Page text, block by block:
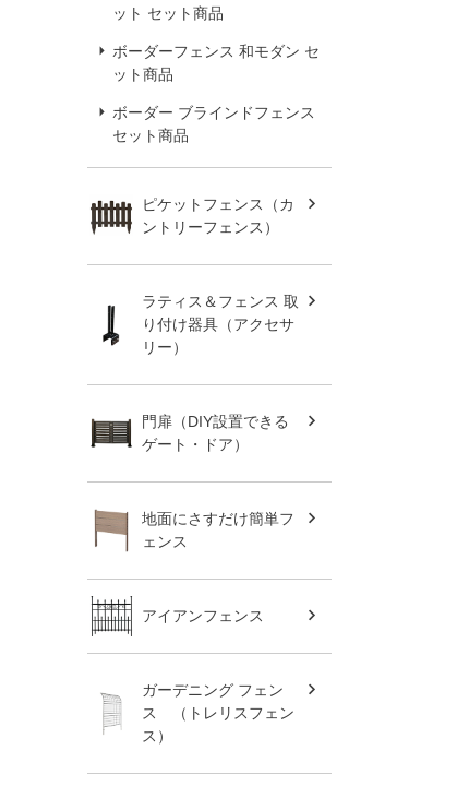
ット セット商品
ボーダーフェンス 和モダン セ
ット商品
ボーダー ブラインドフェンス
セット商品
ピケットフェンス（カ
ントリーフェンス）
ラティス＆フェンス 取
り付け器具（アクセサ
リー）
門扉（DIY設置できる
ゲート・ドア）
地面にさすだけ簡単フ
ェンス
アイアンフェンス
ガーデニング フェン
ス （トレリスフェン
ス）